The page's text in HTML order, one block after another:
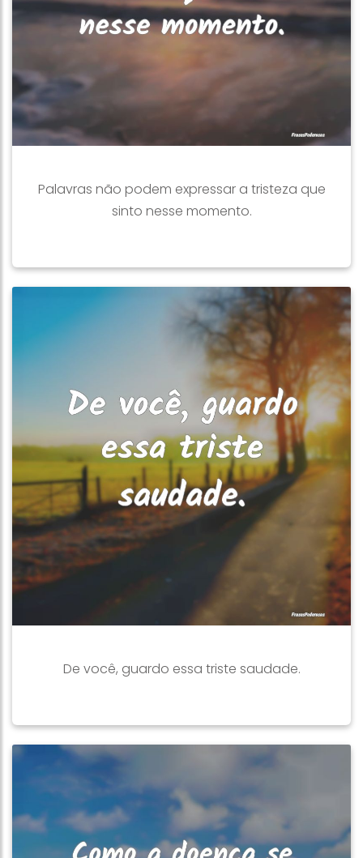
Palavras não podem expressar a tristeza que
sinto nesse momento.
De você, guardo essa triste saudade.